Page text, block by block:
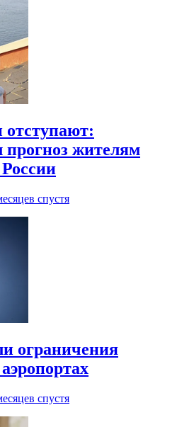
жителям
спустя
ограничения
спустя